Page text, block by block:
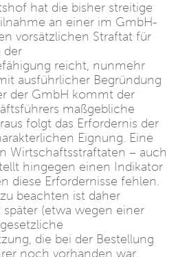
hat die bisher streitige
an einer im GmbH-
vorsätzlichen Straftat für
der
reicht, nunmehr
ausführlicher Begründung
der GmbH kommt der
maßgebliche
folgt das Erfordernis der
Eignung. Eine
Wirtschaftsstraftaten – auch
hingegen einen Indikator
diese Erfordernisse fehlen.
beachten ist daher
später (etwa wegen einer
die bei der Bestellung
noch vorhanden war,